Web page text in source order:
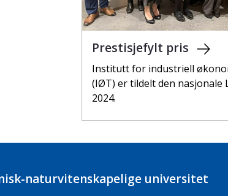
Prestisjefylt pris
Institutt for industriell
(IØT) er tildelt den
2024.
naturvitenskapelige universitet